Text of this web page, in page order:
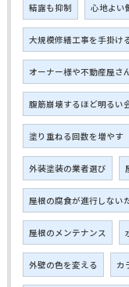
結露も抑制 心地よい
大規模修繕工事を手掛け
オーナー様や不動産屋さ
腹筋崩壊するほど明るい
塗り重ねる回数を増やす
外装塗装の業者選び
屋根の腐食が進行しない
屋根のメンテナンス
外壁の色を変える カ